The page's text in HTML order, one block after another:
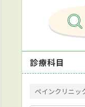
診療科目
ペインクリニッ